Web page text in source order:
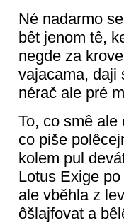
Né nadarmo
bêt jenom tê,
negde za
vajacama, daji
nérač ale pré
To, co smê
co piše
kolem pul
Lotus Exige
ale vběhla z
ôšlajfovat a